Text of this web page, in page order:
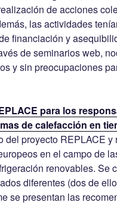
de acciones
las actividades
financiación y
de seminarios web,
y sin preocupaciones
para los
de calefacción en
del proyecto REPLACE y
en el campo de
renovables. Se
diferentes (dos de
se presentan las